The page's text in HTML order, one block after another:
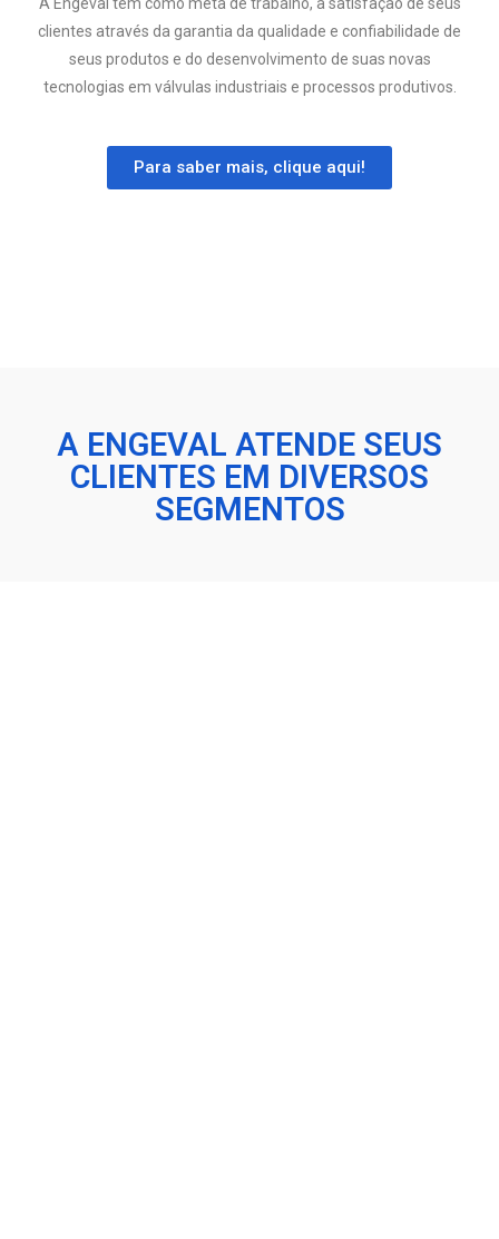
clientes através da garantia da qualidade e confiabilidade de
seus produtos e do desenvolvimento de suas novas
tecnologias em válvulas industriais e processos produtivos.
Para saber mais, clique aqui!
A ENGEVAL ATENDE SEUS
CLIENTES EM DIVERSOS
SEGMENTOS